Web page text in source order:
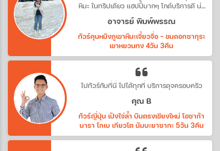
หิมะ ในทริปเดียว แฮปปี้มากๆ ไกด์บริการดี น่า
อาจารย์ พิมพ์พรรณ
ทัวร์คุนหมิงภูเขาหิมะเจี้ยวจื่อ - ชมดอกซากุระ
เขาหยวนทง 4วัน 3คืน
ไปทัวร์กับที่นี่ ไปได้ทุกที่ บริการดุจครอบครัว
คุณ B
ทัวร์ญี่ปุ่น เปิงใจ่ล้ำ บินตรงเชียงใหม่ โอซาก้า
นารา โกเบ เกียวโต นัมบะยาซากะ 5วัน 3คืน